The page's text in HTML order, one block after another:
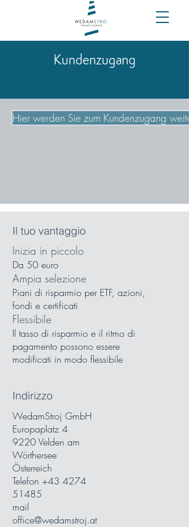
Kundenzugang
Hier werden Sie zum Kundenzugang
Il tuo vantaggio
Inizia in piccolo
Da 50 euro
Ampia selezione
Piani di risparmio per ETF, azioni,
fondi e certificati
Flessibile
Il tasso di risparmio e il ritmo di
pagamento possono essere
modificati in modo flessibile
Indirizzo
WedamStroj GmbH
Europaplatz 4
9220 Velden am
Wörthersee
Österreich
Telefon +43 4274
51485
mail
office@wedamstroj.at